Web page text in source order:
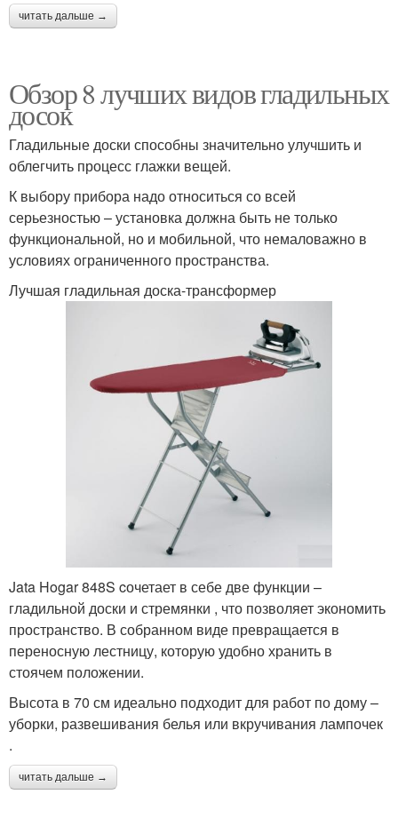
читать дальше →
Обзор 8 лучших видов гладильных
досок
Гладильные доски способны значительно улучшить и
облегчить процесс глажки вещей.
К выбору прибора надо относиться со всей
серьезностью – установка должна быть не только
функциональной, но и мобильной, что немаловажно в
условиях ограниченного пространства.
Лучшая гладильная доска-трансформер
Jata Hogar 848S cочетает в себе две функции –
гладильной доски и стремянки , что позволяет экономить
пространство. В собранном виде превращается в
переносную лестницу, которую удобно хранить в
стоячем положении.
Высота в 70 см идеально подходит для работ по дому –
уборки, развешивания белья или вкручивания лампочек
.
читать дальше →